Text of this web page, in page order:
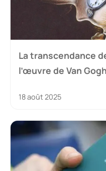
La transcendance
l’œuvre de Van Gogh
18 août 2025